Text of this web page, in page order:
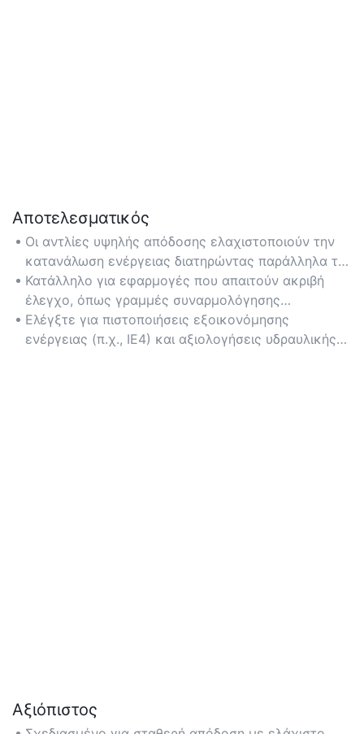
Αποτελεσματικός
Οι αντλίες υψηλής απόδοσης ελαχιστοποιούν την
κατανάλωση ενέργειας διατηρώντας παράλληλα τη
βέλτιστη πίεση και τους ρυθμούς ροής, μειώνοντας
το λειτουργικό κόστος.
Κατάλληλο για εφαρμογές που απαιτούν ακριβή
έλεγχο, όπως γραμμές συναρμολόγησης
αυτοκινήτων ή αυτοματοποιημένα συστήματα
παραγωγής.
Ελέγξτε για πιστοποιήσεις εξοικονόμησης
ενέργειας (π.χ., IE4) και αξιολογήσεις υδραυλικής
Αξιόπιστος